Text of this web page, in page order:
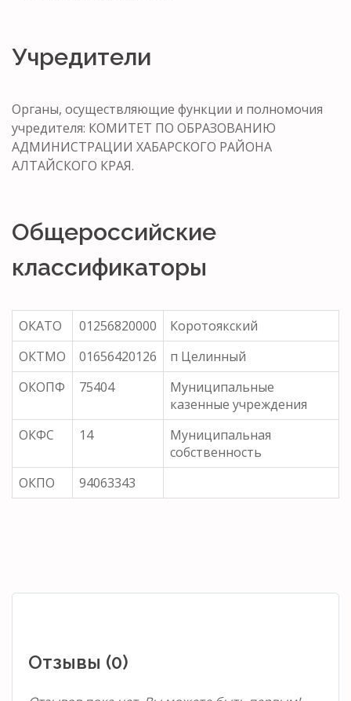
Учредители
Органы, осуществляющие функции и полномочия
учредителя: КОМИТЕТ ПО ОБРАЗОВАНИЮ
АДМИНИСТРАЦИИ ХАБАРСКОГО РАЙОНА
АЛТАЙСКОГО КРАЯ.
Общероссийские
классификаторы
ОКАТО 01256820000
Коротоякский
ОКТМО
01656420126
п Целинный
ОКОПФ
75404
Муниципальные
казенные учреждения
ОКФС
14
Муниципальная
собственность
ОКПО
94063343
Отзывы (0)